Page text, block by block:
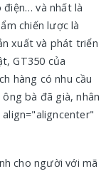
điện… và nhất là
chiến lược là
xuất và phát triển
GT350 của
hàng có nhu cầu
bà đã già, nhân